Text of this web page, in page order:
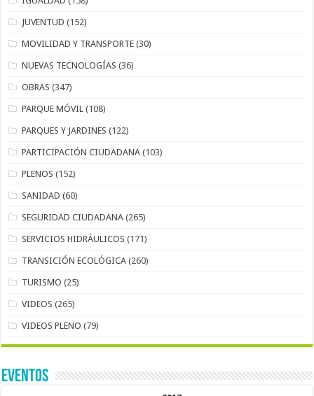
JUVENTUD (152)
MOVILIDAD Y TRANSPORTE (30)
NUEVAS TECNOLOGÍAS (36)
OBRAS (347)
PARQUE MÓVIL (108)
PARQUES Y JARDINES (122)
PARTICIPACIÓN CIUDADANA (103)
PLENOS (152)
SANIDAD (60)
SEGURIDAD CIUDADANA (265)
SERVICIOS HIDRÁULICOS (171)
TRANSICIÓN ECOLÓGICA (260)
TURISMO (25)
VIDEOS (265)
VIDEOS PLENO (79)
EVENTOS